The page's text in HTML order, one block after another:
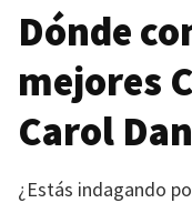
Dónde
mejores
Carol
¿Estás indagando